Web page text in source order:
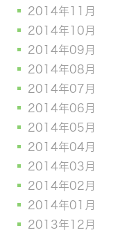
2014年11月
2014年10月
2014年09月
2014年08月
2014年07月
2014年06月
2014年05月
2014年04月
2014年03月
2014年02月
2014年01月
2013年12月